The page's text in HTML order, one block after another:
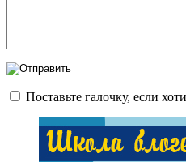
Поставьте галочку, если